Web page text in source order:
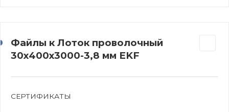
Файлы к Лоток проволочный
30х400х3000-3,8 мм EKF
СЕРТИФИКАТЫ